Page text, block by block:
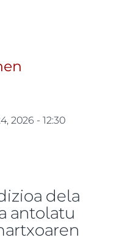
2026 - 12:30
dela
antolatu